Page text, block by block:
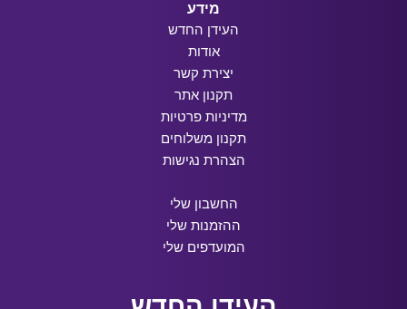
מידע
העידן החדש
אודות
יצירת קשר
תקנון אתר
מדיניות פרטיות
תקנון משלוחים
הצהרת נגישות
החשבון שלי
ההזמנות שלי
המועדפים שלי